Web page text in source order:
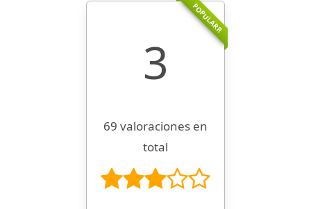
POPULARR
3
69 valoraciones en
total